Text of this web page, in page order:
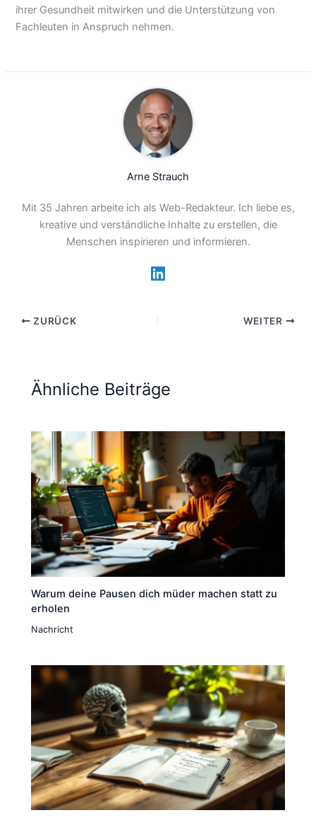
ihrer Gesundheit mitwirken und die Unterstützung von
Fachleuten in Anspruch nehmen.
Arne Strauch
Mit 35 Jahren arbeite ich als Web-Redakteur. Ich liebe es,
kreative und verständliche Inhalte zu erstellen, die
Menschen inspirieren und informieren.
ZURÜCK WEITER
Ähnliche Beiträge
Warum deine Pausen dich müder machen statt zu
erholen
Nachricht